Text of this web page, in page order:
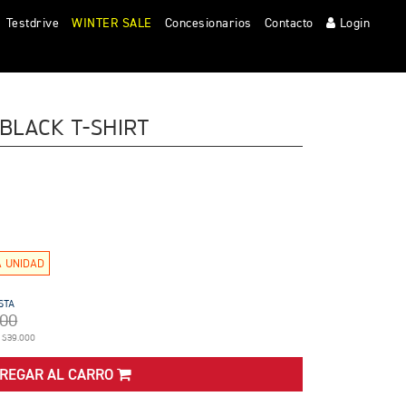
Testdrive WINTER SALE Concesionarios Contacto Login
T-SHIRT
UNIDAD
$39.000
AL CARRO